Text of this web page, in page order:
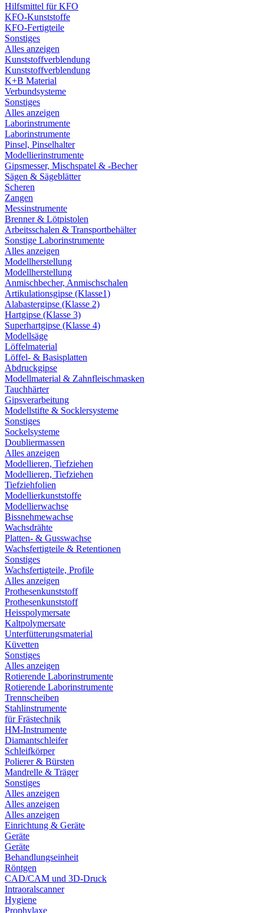
Hilfsmittel für KFO
KFO-Kunststoffe
KFO-Fertigteile
Sonstiges
Alles anzeigen
Kunststoffverblendung
Kunststoffverblendung
K+B Material
Verbundsysteme
Sonstiges
Alles anzeigen
Laborinstrumente
Laborinstrumente
Pinsel, Pinselhalter
Modellierinstrumente
Gipsmesser, Mischspatel & -Becher
Sägen & Sägeblätter
Scheren
Zangen
Messinstrumente
Brenner & Lötpistolen
Arbeitsschalen & Transportbehälter
Sonstige Laborinstrumente
Alles anzeigen
Modellherstellung
Modellherstellung
Anmischbecher, Anmischschalen
Artikulationsgipse (Klasse1)
Alabastergipse (Klasse 2)
Hartgipse (Klasse 3)
Superhartgipse (Klasse 4)
Modellsäge
Löffelmaterial
Löffel- & Basisplatten
Abdruckgipse
Modellmaterial & Zahnfleischmasken
Tauchhärter
Gipsverarbeitung
Modellstifte & Socklersysteme
Sonstiges
Sockelsysteme
Doubliermassen
Alles anzeigen
Modellieren, Tiefziehen
Modellieren, Tiefziehen
Tiefziehfolien
Modellierkunststoffe
Modellierwachse
Bissnehmewachse
Wachsdrähte
Platten- & Gusswachse
Wachsfertigteile & Retentionen
Sonstiges
Wachsfertigteile, Profile
Alles anzeigen
Prothesenkunststoff
Prothesenkunststoff
Heisspolymersate
Kaltpolymersate
Unterfütterungsmaterial
Küvetten
Sonstiges
Alles anzeigen
Rotierende Laborinstrumente
Rotierende Laborinstrumente
Trennscheiben
Stahlinstrumente
für Frästechnik
HM-Instrumente
Diamantschleifer
Schleifkörper
Polierer & Bürsten
Mandrelle & Träger
Sonstiges
Alles anzeigen
Alles anzeigen
Alles anzeigen
Einrichtung & Geräte
Geräte
Geräte
Behandlungseinheit
Röntgen
CAD/CAM und 3D-Druck
Intraoralscanner
Hygiene
Prophylaxe